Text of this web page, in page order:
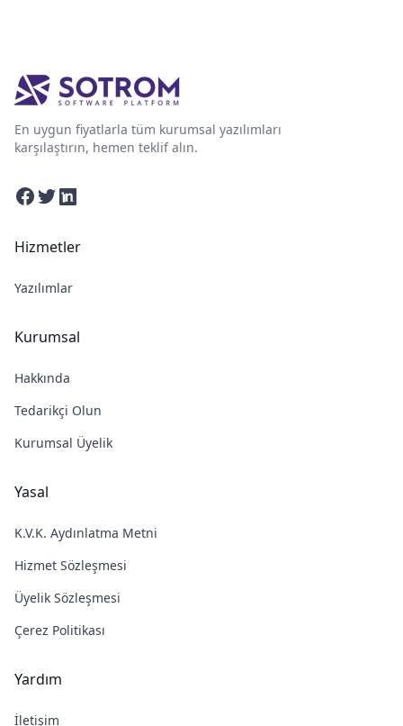
En uygun fiyatlarla tüm kurumsal yazılımları
karşılaştırın, hemen teklif alın.
Facebook
TwitterLinkedin
Hizmetler
Yazılımlar
Kurumsal
Hakkında
Tedarikçi Olun
Kurumsal Üyelik
Yasal
K.V.K. Aydınlatma Metni
Hizmet Sözleşmesi
Üyelik Sözleşmesi
Çerez Politikası
Yardım
İletişim